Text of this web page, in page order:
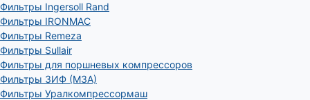
Фильтры Ingersoll Rand
Фильтры IRONMAC
Фильтры Remeza
Фильтры Sullair
Фильтры для поршневых компрессоров
Фильтры ЗИФ (МЗА)
Фильтры Уралкомпрессормаш